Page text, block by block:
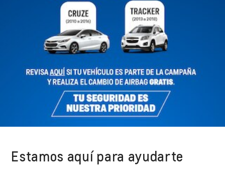
Estamos aquí para ayudarte